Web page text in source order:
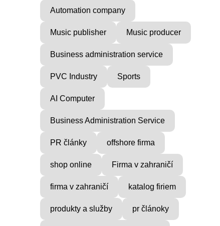
Automation company
Music publisher Music producer
Business administration service
PVC Industry Sports
AI Computer
Business Administration Service
PR články offshore firma
shop online Firma v zahraničí
firma v zahraničí katalog firiem
produkty a služby pr článoky